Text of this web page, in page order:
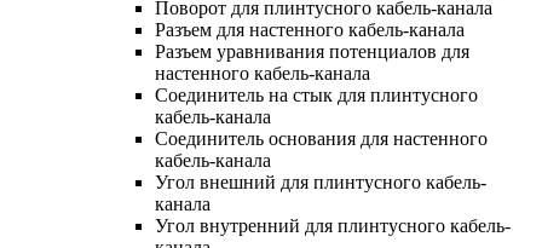
Поворот для плинтусного кабель-канала
Разъем для настенного кабель-канала
Разъем уравнивания потенциалов для
настенного кабель-канала
Соединитель на стык для плинтусного
кабель-канала
Соединитель основания для настенного
кабель-канала
Угол внешний для плинтусного кабель-
канала
Угол внутренний для плинтусного кабель-